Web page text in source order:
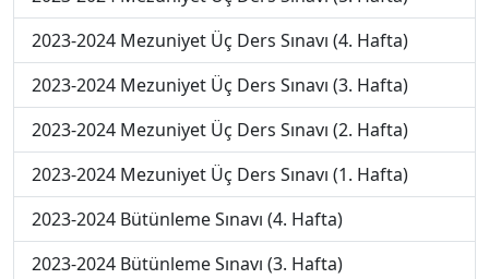
2023-2024 Mezuniyet Üç Ders Sınavı (4. Hafta)
2023-2024 Mezuniyet Üç Ders Sınavı (3. Hafta)
2023-2024 Mezuniyet Üç Ders Sınavı (2. Hafta)
2023-2024 Mezuniyet Üç Ders Sınavı (1. Hafta)
2023-2024 Bütünleme Sınavı (4. Hafta)
2023-2024 Bütünleme Sınavı (3. Hafta)